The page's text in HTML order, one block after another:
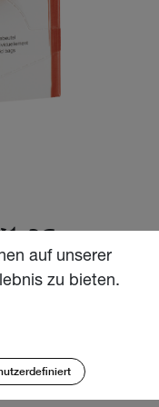
durch seine
auf unserer
zu bieten.